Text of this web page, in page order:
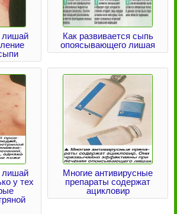
Как развивается сыпь
опоясывающего лишая
у тех
Многие антивирусные
препараты содержат
ацикловир